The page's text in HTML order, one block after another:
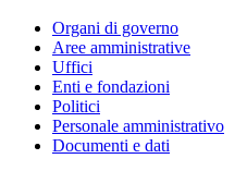
Organi di governo
Aree amministrative
Uffici
Enti e fondazioni
Politici
Personale amministrativo
Documenti e dati